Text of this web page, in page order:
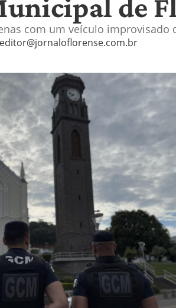
de
com um veículo improvisado
editor@jornaloflorense.com.br